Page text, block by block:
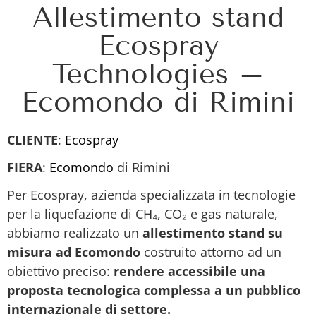
Allestimento stand
Ecospray
Technologies –
Ecomondo di Rimini
CLIENTE: Ecospray
FIERA: Ecomondo di Rimini
Per Ecospray, azienda specializzata in tecnologie
per la liquefazione di CH₄, CO₂ e gas naturale,
abbiamo realizzato un allestimento stand su
misura ad Ecomondo costruito attorno ad un
obiettivo preciso: rendere accessibile una
proposta tecnologica complessa a un pubblico
internazionale di settore.